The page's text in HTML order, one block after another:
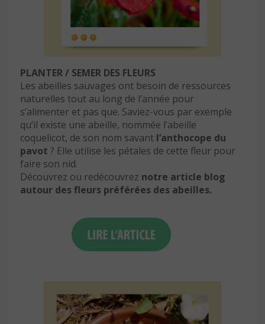
PLANTER / SEMER DES FLEURS
Les abeilles sauvages ont besoin de ressources
naturelles tout au long de l’année pour
s’alimenter et pas que. Saviez-vous par exemple
qu’il existe une abeille, nommée l’abeille
coquelicot, de son nom savant l’anthocope du
pavot ? Elle utilise les pétales de cette fleur pour
faire son nid.
Découvrez ou redécouvrez notre article blog
autour des fleurs préférées des abeilles.